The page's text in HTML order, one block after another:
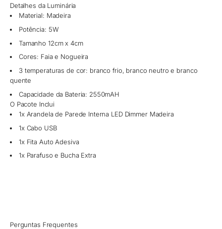
Detalhes da Luminária
Material: Madeira
Potência: 5W
Tamanho 12cm x 4cm
Cores: Faia e Nogueira
3 temperaturas de cor: branco frio, branco neutro e branco
quente
Capacidade da Bateria: 2550mAH
O Pacote Inclui
1x Arandela de Parede Interna LED Dimmer Madeira
1x Cabo USB
1x Fita Auto Adesiva
1x Parafuso e Bucha Extra
Perguntas Frequentes